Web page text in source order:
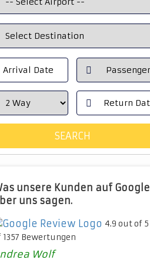
unsere Kunden auf Google
uns sagen.
4.9 out of 5
1357 Bewertungen
Wolf